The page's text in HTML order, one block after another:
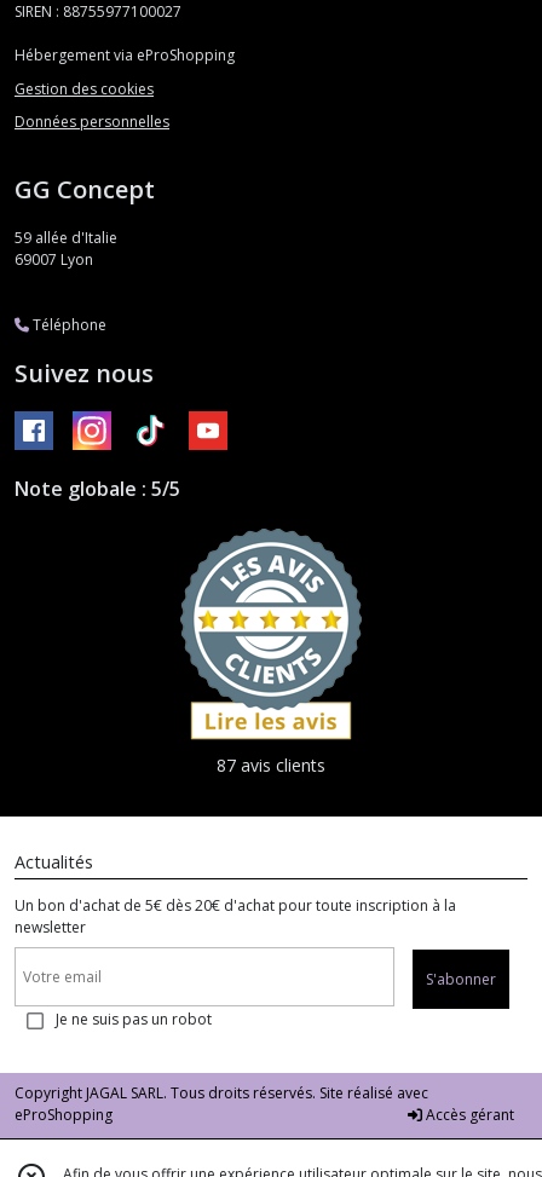
SIREN : 88755977100027
Hébergement via eProShopping
Gestion des cookies
Données personnelles
GG Concept
59 allée d'Italie
69007 Lyon
Téléphone
Suivez nous
Note globale : 5/5
87 avis clients
Actualités
Un bon d'achat de 5€ dès 20€ d'achat pour toute inscription à la
newsletter
S'abonner
Je ne suis pas un robot
Copyright JAGAL SARL. Tous droits réservés. Site réalisé avec
eProShopping
Accès gérant